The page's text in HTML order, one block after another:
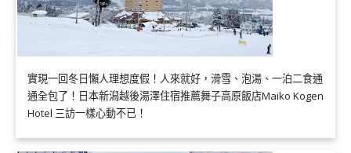
實現一回冬日懶人理想度假！人來就好，滑雪、泡湯、一泊二食通
通全包了！日本新潟越後湯澤住宿推薦舞子高原飯店Maiko Kogen
Hotel 三訪一樣心動不已！